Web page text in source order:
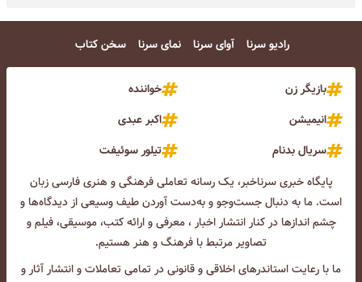
رادیو سرنا آوای سرنا نمای سرنا سخن کتاب
بازیگر زن
خواننده
انیمیشن
اکبر عبدی
سریال بدنام
تیلور سوئیفت
پایگاه خبری سرناخبر، یک رسانه تعاملی فرهنگی و هنری فارسی زبان
است. ما به دنبال جست‌و‌جو و به‌دست آوردن طیف وسیعی از دیدگاه‌ها و
چشم انداز‌ها در کنار انتشار اخبار ، معرفی و ارائه کتب، موسیقی، فیلم و
تصاویر مرتبط با فرهنگ و هنر هستیم.
ما با رعایت استاندرهای اخلاقی و قانونی در تمامی تعاملات و انتشار آثار و